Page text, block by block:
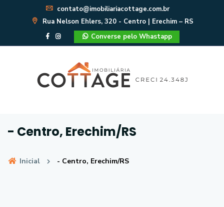
contato@imobiliariacottage.com.br
Rua Nelson Ehlers, 320 - Centro | Erechim – RS
Converse pelo Whastapp
- Centro, Erechim/RS
Inicial - Centro, Erechim/RS